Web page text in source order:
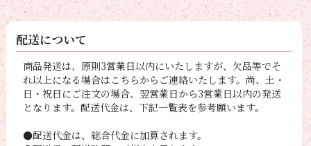
配送について
商品発送は、原則3営業日以内にいたしますが、欠品等でそ
れ以上になる場合はこちらからご連絡いたします。尚、土・
日・祝日にご注文の場合、翌営業日から3営業日以内の発送
となります。配送代金は、下記一覧表を参考願います。
●配送代金は、総合代金に加算されます。